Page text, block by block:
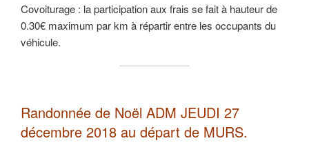
Covoiturage : la participation aux frais se fait à hauteur de
0.30€ maximum par km à répartir entre les occupants du
véhicule.
Randonnée de Noël ADM JEUDI 27
décembre 2018 au départ de MURS.